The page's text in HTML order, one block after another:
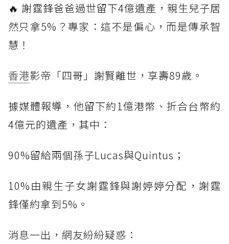
🔥 謝霆鋒爸爸過世留下4億遺產，親生兒子居
然只拿5%？專家：這不是偏心，而是傳承智
慧！
香港影帝「四哥」謝賢離世，享壽89歲。
據媒體報導，他留下約1億港幣、折合台幣約
4億元的遺產，其中：
90%留給兩個孫子Lucas與Quintus；
10%由親生子女謝霆鋒與謝婷婷分配，謝霆
鋒僅約拿到5%。
消息一出，網友紛紛疑惑：